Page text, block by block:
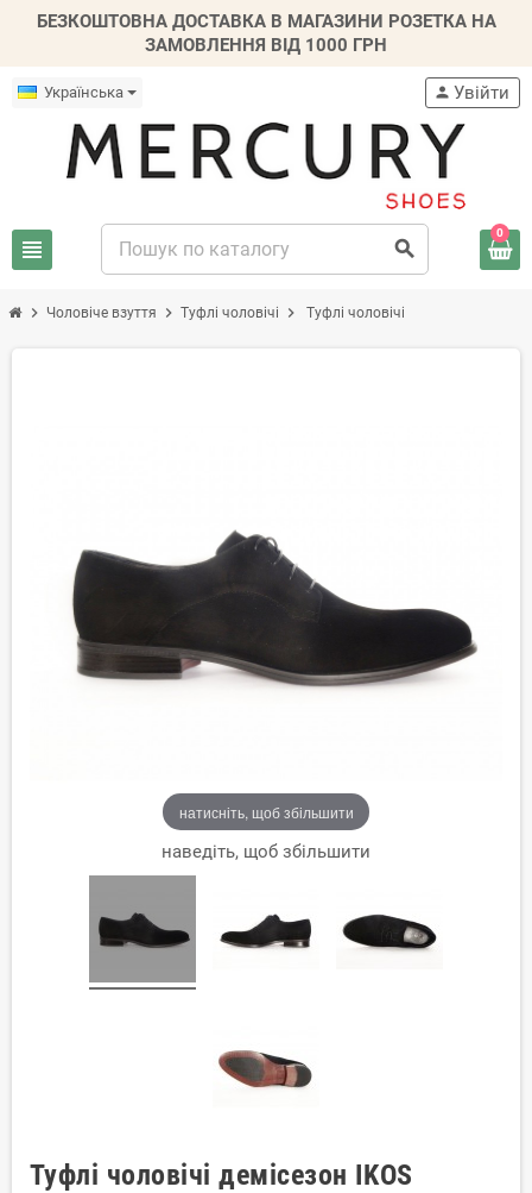
БЕЗКОШТОВНА ДОСТАВКА В МАГАЗИНИ РОЗЕТКА НА
ЗАМОВЛЕННЯ ВІД 1000 ГРН
Українська
view_headline search
person Увійти
0
chevron_right Чоловіче взуття chevron_right Туфлі чоловічі chevron_right Туфлі чоловічі
натисніть, щоб збільшити
наведіть, щоб збільшити
Туфлі чоловічі демісезон IKOS